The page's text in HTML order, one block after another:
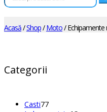
Acasă/Shop/Moto/ Echipamente
Categorii
Casti7777